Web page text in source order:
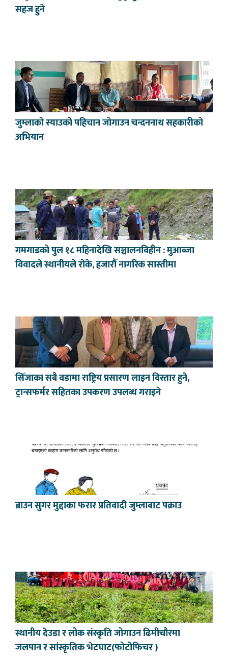
सहज हुने
जुम्लाको स्याउको पहिचान जोगाउन चन्दननाथ सहकारीको
अभियान
गमगाडको पुल १८ महिनादेखि सञ्चालनविहीन : मुआब्जा
विवादले स्थानीयले रोके, हजारौँ नागरिक सास्तीमा
सिँजाका सबै वडामा राष्ट्रिय प्रसारण लाइन विस्तार हुने,
ट्रान्सफर्मर सहितका उपकरण उपलब्ध गराइने
ब्राउन सुगर मुद्दाका फरार प्रतिवादी जुम्लाबाट पक्राउ
स्थानीय देउडा र लोक संस्कृति जोगाउन ढिमीचौरमा
जलपान र सांस्कृतिक भेटघाट(फोटोफिचर )